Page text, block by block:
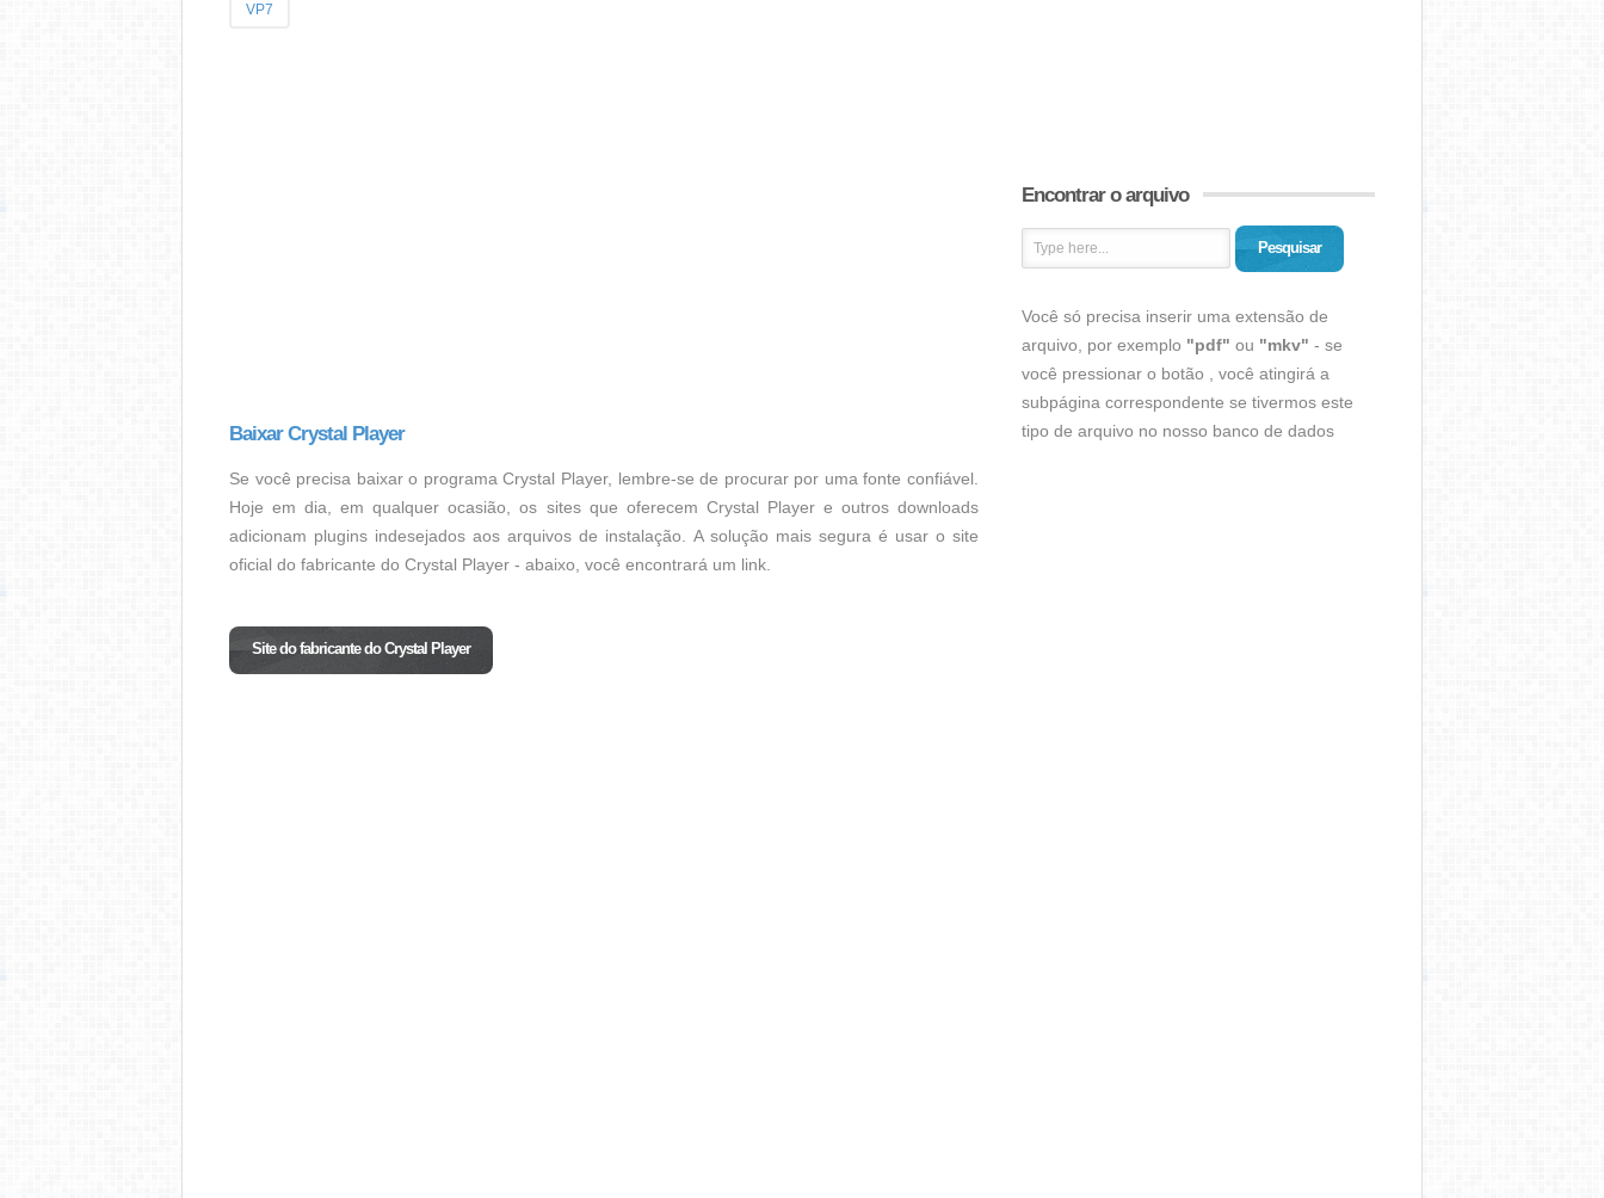
VP7
Baixar Crystal Player
Se você precisa baixar o programa Crystal Player, lembre-se de procurar por uma fonte confiável.
Hoje em dia, em qualquer ocasião, os sites que oferecem Crystal Player e outros downloads
adicionam plugins indesejados aos arquivos de instalação. A solução mais segura é usar o site
oficial do fabricante do Crystal Player - abaixo, você encontrará um link.
Site do fabricante do Crystal Player
Encontrar o arquivo
Pesquisar
Você só precisa inserir uma extensão de
arquivo, por exemplo "pdf" ou "mkv" - se
você pressionar o botão , você atingirá a
subpágina correspondente se tivermos este
tipo de arquivo no nosso banco de dados